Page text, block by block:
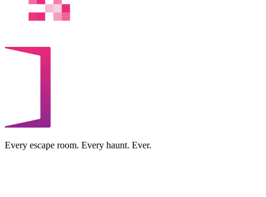
Every escape room. Every haunt. Ever.